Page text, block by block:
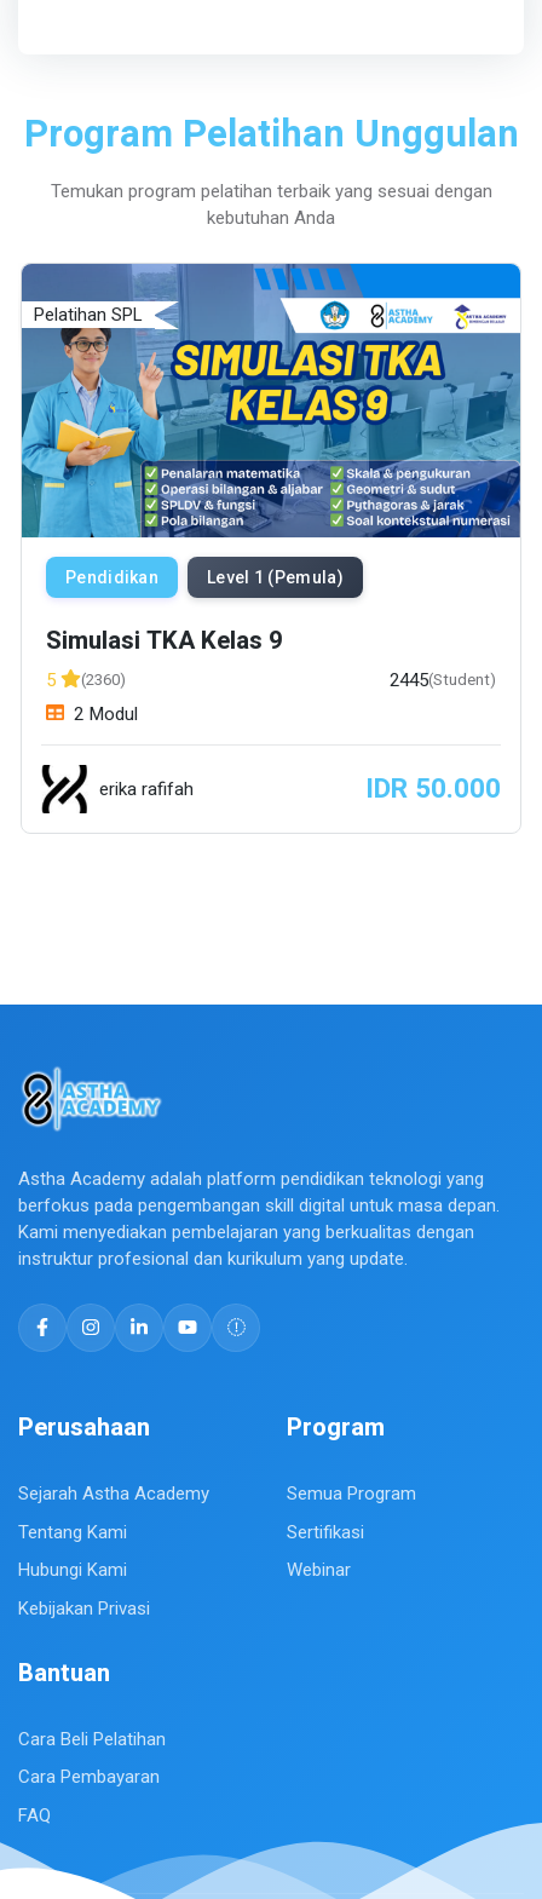
Program Pelatihan Unggulan
Temukan program pelatihan terbaik yang sesuai dengan
kebutuhan Anda
Pelatihan SPL
Pendidikan Level 1 (Pemula)
Simulasi TKA Kelas 9
5 (2360) 2445(Student)
2 Modul
erika rafifah IDR 50.000
Astha Academy adalah platform pendidikan teknologi yang
berfokus pada pengembangan skill digital untuk masa depan.
Kami menyediakan pembelajaran yang berkualitas dengan
instruktur profesional dan kurikulum yang update.
Perusahaan
Sejarah Astha Academy
Tentang Kami
Hubungi Kami
Kebijakan Privasi
Program
Semua Program
Sertifikasi
Webinar
Bantuan
Cara Beli Pelatihan
Cara Pembayaran
FAQ